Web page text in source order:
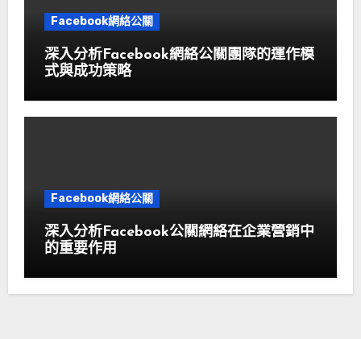
Facebook網絡公關
深入分析Facebook網絡公關團隊的運作模
式與成功策略
Facebook網絡公關
深入分析Facebook公關網絡在企業營銷中
的重要作用